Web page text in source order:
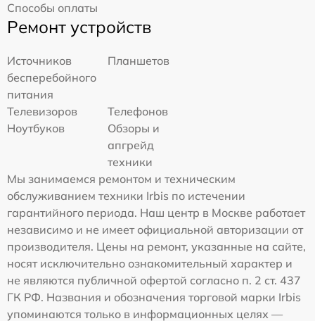
Способы оплаты
Ремонт устройств
Источников
бесперебойного
питания
Планшетов
Телевизоров
Телефонов
Ноутбуков
Обзоры и
апгрейд
техники
Мы занимаемся ремонтом и техническим
обслуживанием техники Irbis по истечении
гарантийного периода. Наш центр в Москве работает
независимо и не имеет официальной авторизации от
производителя. Цены на ремонт, указанные на сайте,
носят исключительно ознакомительный характер и
не являются публичной офертой согласно п. 2 ст. 437
ГК РФ. Названия и обозначения торговой марки Irbis
упоминаются только в информационных целях —